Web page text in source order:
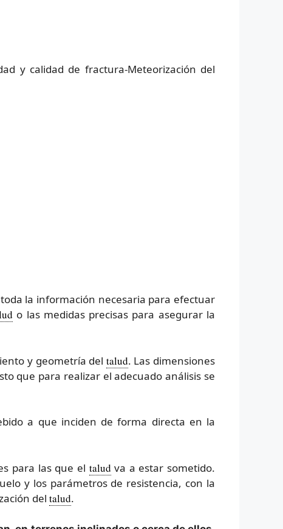
y calidad de fractura-Meteorización del
la información necesaria para efectuar
o las medidas precisas para asegurar la
y geometría del talud. Las dimensiones
que para realizar el adecuado análisis se
a que inciden de forma directa en la
para las que el talud va a estar sometido.
y los parámetros de resistencia, con la
del talud.